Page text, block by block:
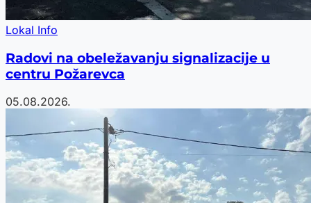
Lokal Info
Radovi na obeležavanju signalizacije u
centru Požarevca
05.08.2026.